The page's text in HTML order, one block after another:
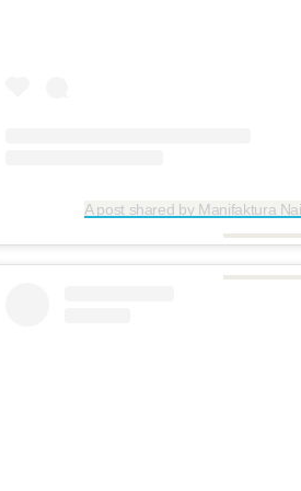
A post shared by Manifaktura